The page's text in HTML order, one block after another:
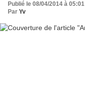
Publié le 08/04/2014 à 05:01
Par Yv